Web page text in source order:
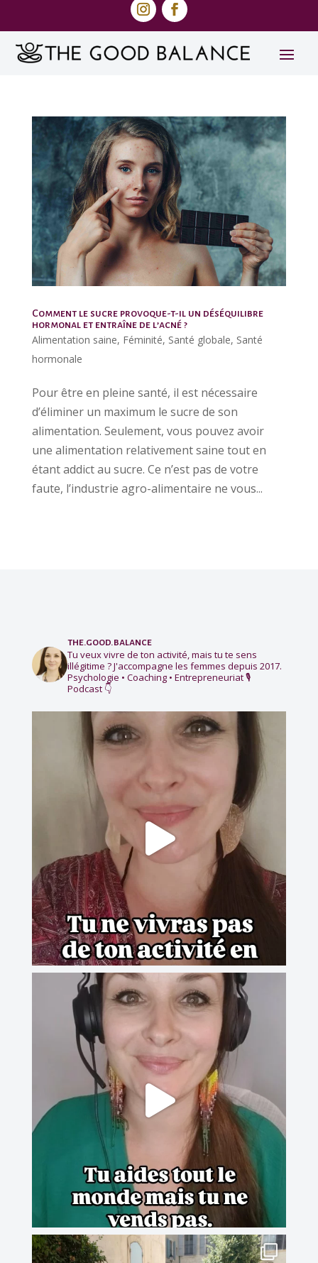
Comment le sucre provoque-t-il un déséquilibre
hormonal et entraîne de l’acné ?
Alimentation saine, Féminité, Santé globale, Santé
hormonale
Pour être en pleine santé, il est nécessaire
d’éliminer un maximum le sucre de son
alimentation. Seulement, vous pouvez avoir
une alimentation relativement saine tout en
étant addict au sucre. Ce n’est pas de votre
faute, l’industrie agro-alimentaire ne vous...
the.good.balance
Tu veux vivre de ton activité, mais tu te sens
illégitime ?J'accompagne les femmes depuis 2017.
Psychologie • Coaching • Entrepreneuriat🎙️
Podcast 👇